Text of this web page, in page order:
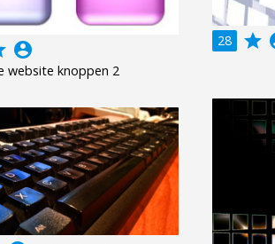
28 grade
account_circle
website knoppen 2